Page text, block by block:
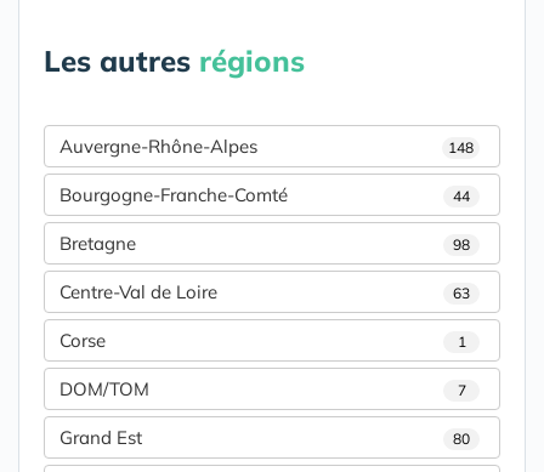
Les autres régions
Auvergne-Rhône-Alpes 148
Bourgogne-Franche-Comté 44
Bretagne 98
Centre-Val de Loire 63
Corse 1
DOM/TOM 7
Grand Est 80